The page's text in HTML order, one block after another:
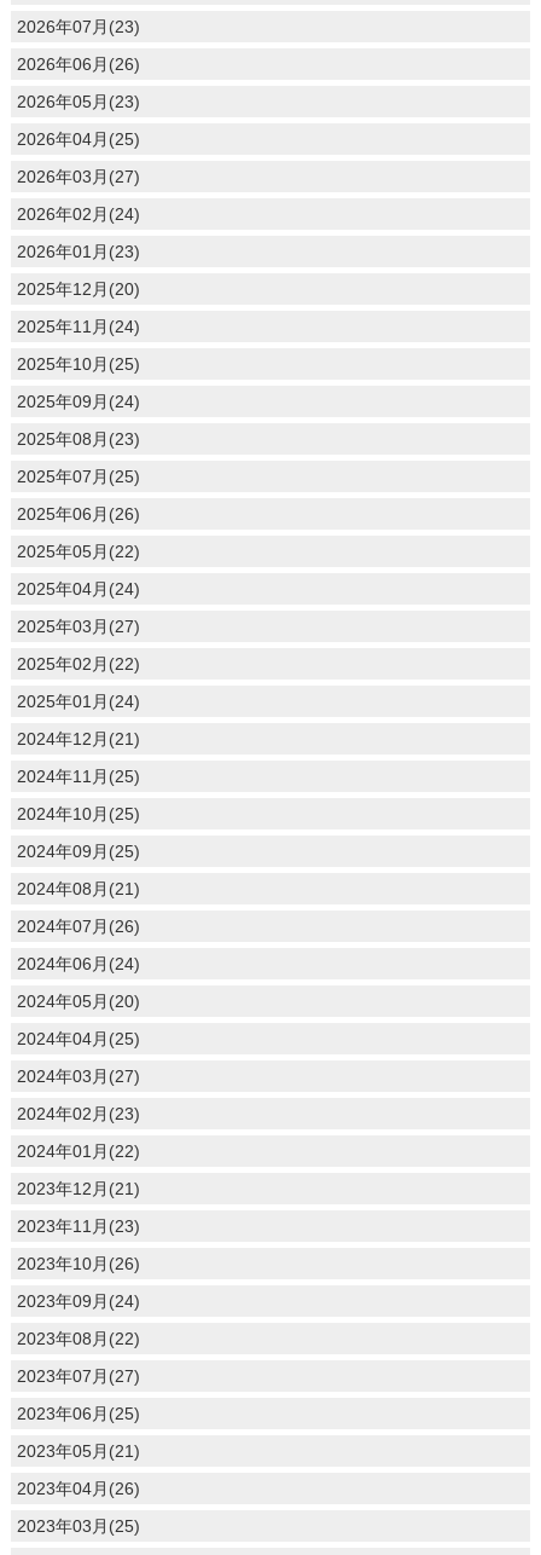
2026年07月(23)
2026年06月(26)
2026年05月(23)
2026年04月(25)
2026年03月(27)
2026年02月(24)
2026年01月(23)
2025年12月(20)
2025年11月(24)
2025年10月(25)
2025年09月(24)
2025年08月(23)
2025年07月(25)
2025年06月(26)
2025年05月(22)
2025年04月(24)
2025年03月(27)
2025年02月(22)
2025年01月(24)
2024年12月(21)
2024年11月(25)
2024年10月(25)
2024年09月(25)
2024年08月(21)
2024年07月(26)
2024年06月(24)
2024年05月(20)
2024年04月(25)
2024年03月(27)
2024年02月(23)
2024年01月(22)
2023年12月(21)
2023年11月(23)
2023年10月(26)
2023年09月(24)
2023年08月(22)
2023年07月(27)
2023年06月(25)
2023年05月(21)
2023年04月(26)
2023年03月(25)